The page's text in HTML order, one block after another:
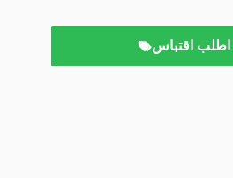
اطلب اقتباس